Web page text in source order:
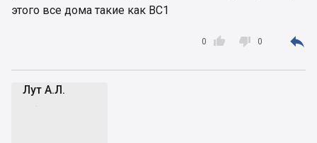
этого все дома такие как ВС1

0  0 
Лут А.Л.